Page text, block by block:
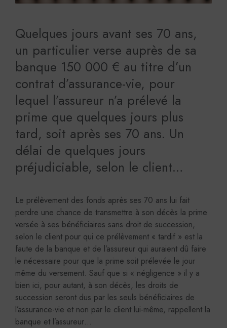
Quelques jours avant ses 70 ans,
un particulier verse auprès de sa
banque 150 000 € au titre d’un
contrat d’assurance-vie, pour
lequel l’assureur n’a prélevé la
prime que quelques jours plus
tard, soit après ses 70 ans. Un
délai de quelques jours
préjudiciable, selon le client…
Le prélèvement des fonds après ses 70 ans lui fait
perdre une chance de transmettre à son décès la prime
versée à ses bénéficiaires sans droit de succession,
selon le client pour qui ce prélèvement « tardif » est la
faute de la banque et de l’assureur qui auraient dû faire
le nécessaire pour que la prime soit prélevée le jour
même du versement. Sauf que si « négligence » il y a
bien ici, pour autant, à son décès, les droits de
succession seront dus par les seuls bénéficiaires de
l’assurance-vie et non par le client lui-même, rappellent la
banque et l’assureur…